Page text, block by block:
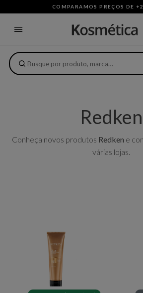
COMPARAMOS PREÇOS DE
Redken
Conheça novos produtos Redken e
várias lojas.